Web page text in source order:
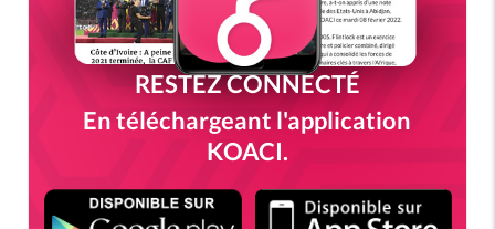
RESTEZ CONNECTÉ
En téléchargeant l'application
KOACI.